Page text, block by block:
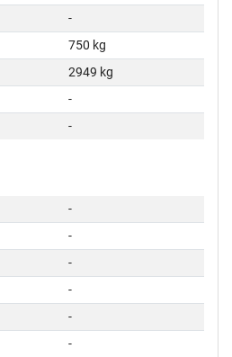
-
750 kg
2949 kg
-
-
-
-
-
-
-
-